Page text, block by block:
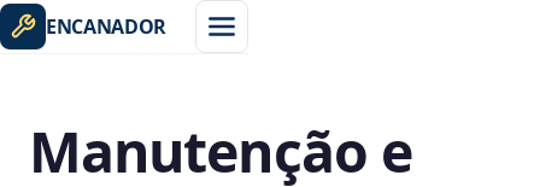
ENCANADOR
Manutenção e